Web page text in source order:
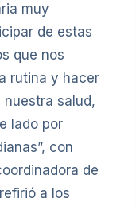
muy
de estas
que nos
rutina y hacer
nuestra salud,
lado por
con
de
a los